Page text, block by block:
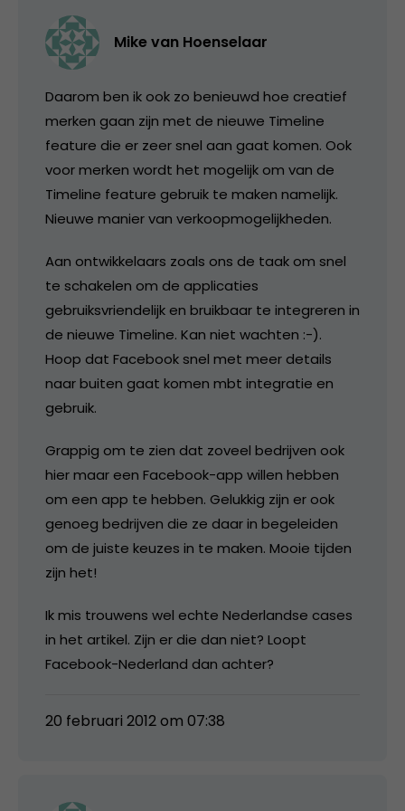
Mike van Hoenselaar
Daarom ben ik ook zo benieuwd hoe creatief
merken gaan zijn met de nieuwe Timeline
feature die er zeer snel aan gaat komen. Ook
voor merken wordt het mogelijk om van de
Timeline feature gebruik te maken namelijk.
Nieuwe manier van verkoopmogelijkheden.
Aan ontwikkelaars zoals ons de taak om snel
te schakelen om de applicaties
gebruiksvriendelijk en bruikbaar te integreren in
de nieuwe Timeline. Kan niet wachten :-).
Hoop dat Facebook snel met meer details
naar buiten gaat komen mbt integratie en
gebruik.
Grappig om te zien dat zoveel bedrijven ook
hier maar een Facebook-app willen hebben
om een app te hebben. Gelukkig zijn er ook
genoeg bedrijven die ze daar in begeleiden
om de juiste keuzes in te maken. Mooie tijden
zijn het!
Ik mis trouwens wel echte Nederlandse cases
in het artikel. Zijn er die dan niet? Loopt
Facebook-Nederland dan achter?
20 februari 2012 om 07:38